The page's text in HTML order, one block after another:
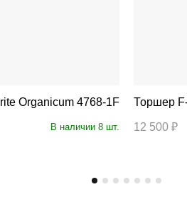
Organicum 4768-1F
В наличии 8 шт. 12 500 ₽